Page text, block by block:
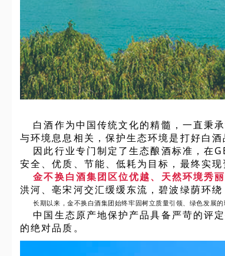
白酒作为中国传统文化的精髓，一直秉
与环境息息相关，保护生态环境是打好白酒
因此行业专门制定了生态酿酒标准，在
安全、优质、节能、低耗为目标，最终实现
金不换白酒集团区位优越、天然环境秀
洪河、亳宋河交汇缓缓东流，碧波绿荫环
长期以来，金不换白酒集团始终牢固树立质量引领、绿色发展
中国生态原产地保护产品具备严苛的评
的绝对品质。